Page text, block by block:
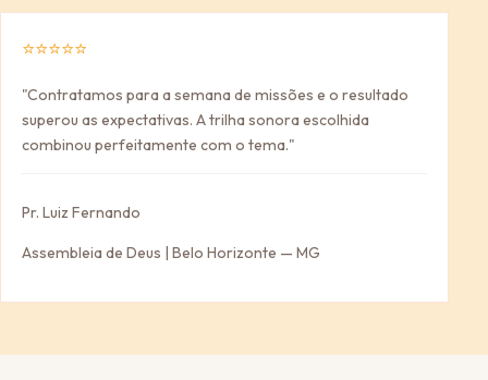
⭐⭐⭐⭐⭐
"Contratamos para a semana de missões e o resultado
superou as expectativas. A trilha sonora escolhida
combinou perfeitamente com o tema."
Pr. Luiz Fernando
Assembleia de Deus | Belo Horizonte — MG